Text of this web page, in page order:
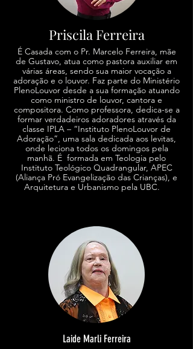
Priscila Ferreira
É Casada com o Pr. Marcelo Ferreira, mãe
de Gustavo, atua como pastora auxiliar em
várias áreas, sendo sua maior vocação a
adoração e o louvor. Faz parte do Ministério
PlenoLouvor desde a sua formação atuando
como ministro de louvor, cantora e
compositora. Como professora, dedica-se a
formar verdadeiros adoradores através da
classe IPLA – “Instituto PlenoLouvor de
Adoração”, uma sala dedicada aos levitas,
onde leciona todos os domingos pela
manhã. É formada em Teologia pelo
Instituto Teológico Quadrangular, APEC
(Aliança Pró Evangelização das Crianças), e
Arquitetura e Urbanismo pela UBC.
Laide Marli Ferreira